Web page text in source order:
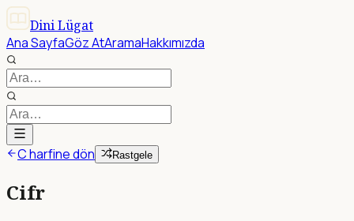
Dini Lügat
Ana SayfaGöz AtAramaHakkımızda
C harfine dön Rastgele
Cifr